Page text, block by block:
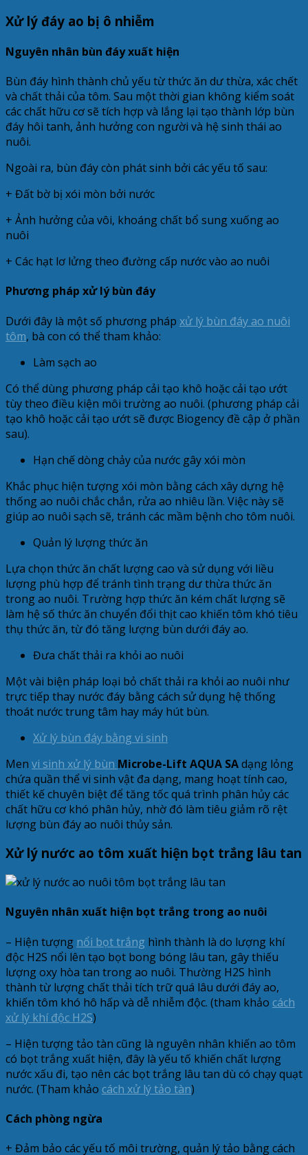
Xử lý đáy ao bị ô nhiễm
Nguyên nhân bùn đáy xuất hiện
Bùn đáy hình thành chủ yếu từ thức ăn dư thừa, xác chết
và chất thải của tôm. Sau một thời gian không kiểm soát
các chất hữu cơ sẽ tích hợp và lắng lại tạo thành lớp bùn
đáy hôi tanh, ảnh hưởng con người và hệ sinh thái ao
nuôi.
Ngoài ra, bùn đáy còn phát sinh bởi các yếu tố sau:
+ Đất bờ bị xói mòn bởi nước
+ Ảnh hưởng của vôi, khoáng chất bổ sung xuống ao
nuôi
+ Các hạt lơ lửng theo đường cấp nước vào ao nuôi
Phương pháp xử lý bùn đáy
Dưới đây là một số phương pháp xử lý bùn đáy ao nuôi
tôm, bà con có thể tham khảo:
Làm sạch ao
Có thể dùng phương pháp cải tạo khô hoặc cải tạo ướt
tùy theo điều kiện môi trường ao nuôi. (phương pháp cải
tạo khô hoặc cải tạo ướt sẽ được Biogency đề cập ở phần
sau).
Hạn chế dòng chảy của nước gây xói mòn
Khắc phục hiện tượng xói mòn bằng cách xây dựng hệ
thống ao nuôi chắc chắn, rửa ao nhiêu lần. Việc này sẽ
giúp ao nuôi sạch sẽ, tránh các mầm bệnh cho tôm nuôi.
Quản lý lượng thức ăn
Lựa chọn thức ăn chất lượng cao và sử dụng với liều
lượng phù hợp để tránh tình trạng dư thừa thức ăn
trong ao nuôi. Trường hợp thức ăn kém chất lượng sẽ
làm hệ số thức ăn chuyển đổi thịt cao khiến tôm khó tiêu
thụ thức ăn, từ đó tăng lượng bùn dưới đáy ao.
Đưa chất thải ra khỏi ao nuôi
Một vài biện pháp loại bỏ chất thải ra khỏi ao nuôi như
trực tiếp thay nước đáy bằng cách sử dụng hệ thống
thoát nước trung tâm hay máy hút bùn.
Xử lý bùn đáy bằng vi sinh
Men vi sinh xử lý bùn Microbe-Lift AQUA SAdạng lỏng
chứa quần thể vi sinh vật đa dạng, mang hoạt tính cao,
thiết kế chuyên biệt để tăng tốc quá trình phân hủy các
chất hữu cơ khó phân hủy, nhờ đó làm tiêu giảm rõ rệt
lượng bùn đáy ao nuôi thủy sản.
Xử lý nước ao tôm xuất hiện bọt trắng lâu tan
Nguyên nhân xuất hiện bọt trắng trong ao nuôi
– Hiện tượng nổi bọt trắng hình thành là do lượng khí
độc H2S nổi lên tạo bọt bong bóng lâu tan, gây thiếu
lượng oxy hòa tan trong ao nuôi. Thường H2S hình
thành từ lượng chất thải tích trữ quá lâu dưới đáy ao,
khiến tôm khó hô hấp và dễ nhiễm độc. (tham khảo cách
xử lý khí độc H2S)
– Hiện tượng tảo tàn cũng là nguyên nhân khiến ao tôm
có bọt trắng xuất hiện, đây là yếu tố khiến chất lượng
nước xấu đi, tạo nên các bọt trắng lâu tan dù có chạy quạt
nước. (Tham khảo cách xử lý tảo tàn)
Cách phòng ngừa
+ Đảm bảo các yếu tố môi trường, quản lý tảo bằng cách